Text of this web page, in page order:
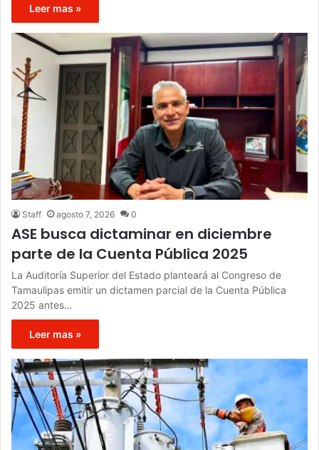
Leer mas »
Staff agosto 7, 2026 0
ASE busca dictaminar en diciembre
parte de la Cuenta Pública 2025
La Auditoría Superior del Estado planteará al Congreso de
Tamaulipas emitir un dictamen parcial de la Cuenta Pública
2025 antes…
Leer mas »